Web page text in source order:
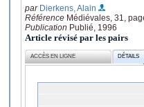
par Dierkens, Alain
Référence Médiévales, 31,
Publication Publié, 1996
Article révisé par les pairs
ACCÈS EN LIGNE DÉTAILS